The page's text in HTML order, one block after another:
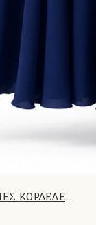
ΦΟΡΕΜΑ ΜΕ ΕΝΑΝ ΩΜΟ ΚΑΙ ΑΕΡΙΝΕΣ ΚΟΡΔΕΛΕΣ NAVY BLUE 26458